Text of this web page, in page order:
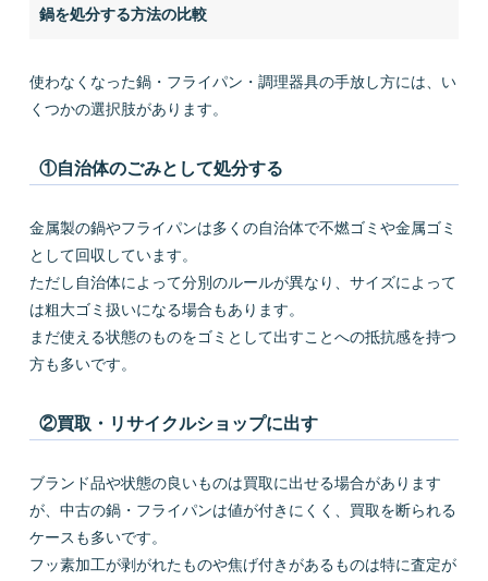
鍋を処分する方法の比較
使わなくなった鍋・フライパン・調理器具の手放し方には、い
くつかの選択肢があります。
①自治体のごみとして処分する
金属製の鍋やフライパンは多くの自治体で不燃ゴミや金属ゴミ
として回収しています。
ただし自治体によって分別のルールが異なり、サイズによって
は粗大ゴミ扱いになる場合もあります。
まだ使える状態のものをゴミとして出すことへの抵抗感を持つ
方も多いです。
②買取・リサイクルショップに出す
ブランド品や状態の良いものは買取に出せる場合があります
が、中古の鍋・フライパンは値が付きにくく、買取を断られる
ケースも多いです。
フッ素加工が剥がれたものや焦げ付きがあるものは特に査定が